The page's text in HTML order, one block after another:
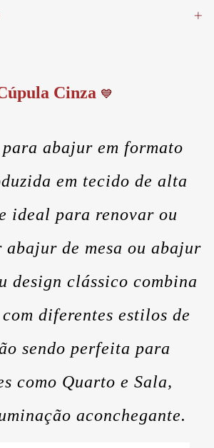
Cinza 💙
para abajur em formato
em tecido de alta
ideal para renovar ou
abajur de mesa ou abajur
design clássico combina
diferentes estilos de
sendo perfeita para
como Quarto e Sala,
aconchegante.